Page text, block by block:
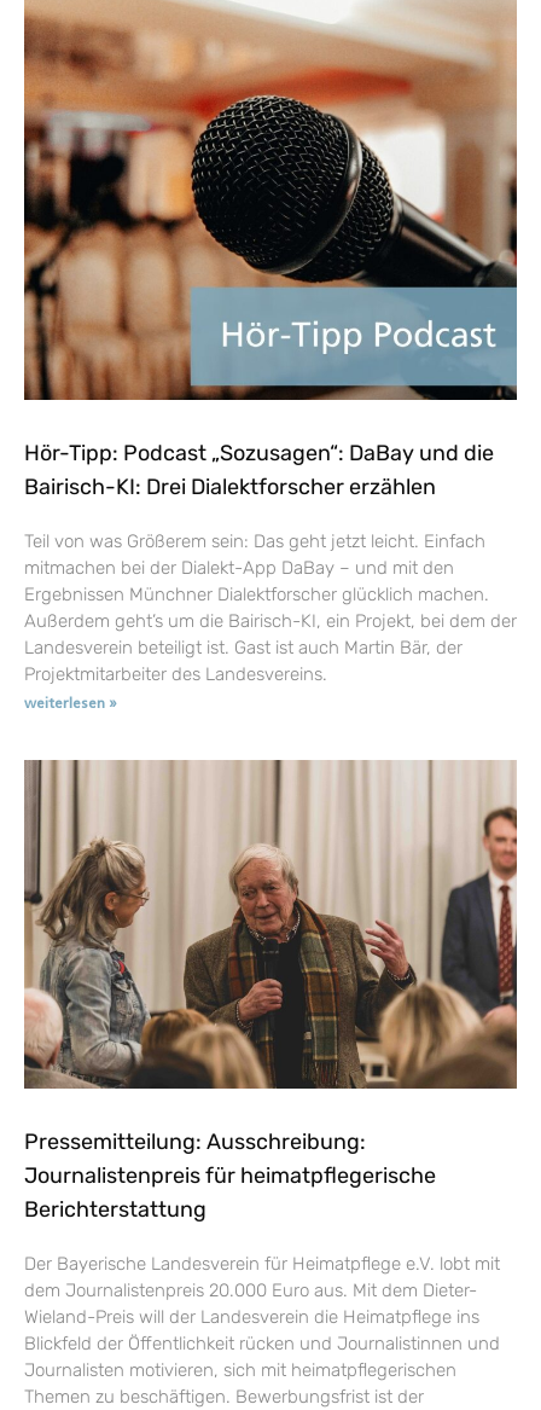
Hör-Tipp: Podcast „Sozusagen“: DaBay und die
Bairisch-KI: Drei Dialektforscher erzählen
Teil von was Größerem sein: Das geht jetzt leicht. Einfach
mitmachen bei der Dialekt-App DaBay – und mit den
Ergebnissen Münchner Dialektforscher glücklich machen.
Außerdem geht’s um die Bairisch-KI, ein Projekt, bei dem der
Landesverein beteiligt ist. Gast ist auch Martin Bär, der
Projektmitarbeiter des Landesvereins.
weiterlesen »
Pressemitteilung: Ausschreibung:
Journalistenpreis für heimatpflegerische
Berichterstattung
Der Bayerische Landesverein für Heimatpflege e.V. lobt mit
dem Journalistenpreis 20.000 Euro aus. Mit dem Dieter-
Wieland-Preis will der Landesverein die Heimatpflege ins
Blickfeld der Öffentlichkeit rücken und Journalistinnen und
Journalisten motivieren, sich mit heimatpflegerischen
Themen zu beschäftigen. Bewerbungsfrist ist der